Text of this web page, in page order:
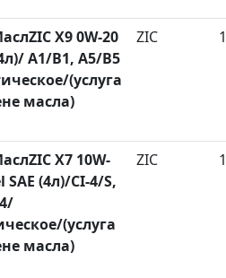
X9 0W-20
A1/B1, A5/B5
(услуга
масла)
ZIC 1
X7 10W-
SAE (4л)/CI-4/S,
(услуга
масла)
ZIC 1